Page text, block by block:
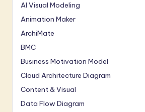
AI Visual Modeling
Animation Maker
ArchiMate
BMC
Business Motivation Model
Cloud Architecture Diagram
Content & Visual
Data Flow Diagram